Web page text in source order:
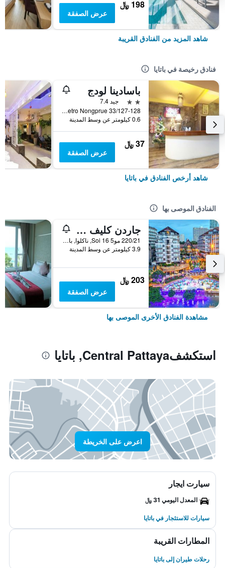
198 ﷼
عرض الصفقة
شاهد المزيد من الفنادق القريبة
فنادق رخيصة في باتايا
باسادينا لودج
2 نجمتين
جيد 7.4
33/127-128 Moo 10 Soi Lk Metro Nongprue, باتايا, تايلاند
0.6 كيلومتر عن وسط المدينة
37 ﷼
عرض الصفقة
شاهد أرخص الفنادق في باتايا
الفنادق الموصى بها
جاردن كليف ريزورت آند سبا
220/21 مو5 Soi 16, ناكلوا, بانغلامونغ, باتايا, تايلاند
3.9 كيلومتر عن وسط المدينة
203 ﷼
عرض الصفقة
مشاهدة الفنادق الأخرى الموصى بها
استكشفCentral Pattaya, باتايا
اعرض على الخريطة
سيارت ايجار
المعدل اليومي 31 ﷼
سيارات للاستئجار في باتايا
المطارات القريبة
رحلات طيران إلى باتايا